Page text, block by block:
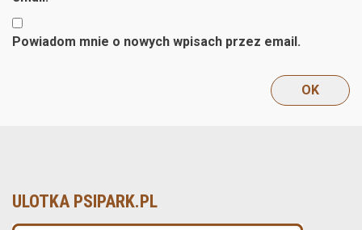
Powiadom mnie o nowych wpisach przez email.
ULOTKA PSIPARK.PL